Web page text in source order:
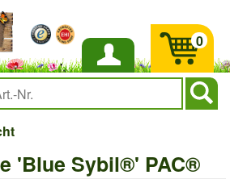
Anmelden
0
'Blue Sybil®' PAC®